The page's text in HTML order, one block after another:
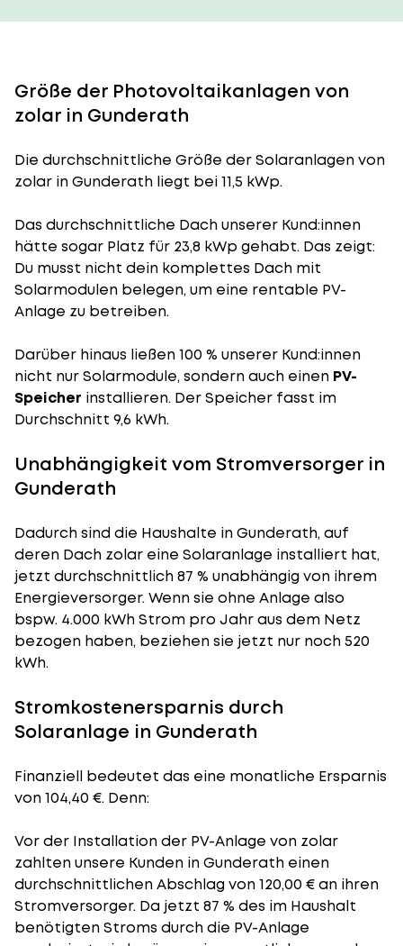
Größe der Photovoltaikanlagen von
zolar in Gunderath
Die durchschnittliche Größe der Solaranlagenvon
zolar in Gunderath liegt bei 11,5 kWp.
Das durchschnittliche Dach unserer Kund:innen
hätte sogar Platz für 23,8 kWp gehabt. Das zeigt:
Du musst nicht dein komplettes Dach mit
Solarmodulen belegen, um eine rentable PV-
Anlage zu betreiben.
Darüber hinaus ließen 100 % unserer Kund:innen
nicht nur Solarmodule, sondern auch einen PV-
Speicher installieren. Der Speicher fasst im
Durchschnitt 9,6 kWh.
Unabhängigkeit vom Stromversorger in
Gunderath
Dadurch sind die Haushalte in Gunderath, auf
deren Dach zolar eine Solaranlage installiert hat,
jetzt durchschnittlich 87 % unabhängig von ihrem
Energieversorger. Wenn sie ohne Anlage also
bspw. 4.000 kWh Strom pro Jahr aus dem Netz
bezogen haben, beziehen sie jetzt nur noch 520
kWh.
Stromkostenersparnis durch
Solaranlage in Gunderath
Finanziell bedeutet das eine monatliche Ersparnis
von 104,40 €. Denn:
Vor der Installation der PV-Anlage von zolar
zahlten unsere Kunden in Gunderath einen
durchschnittlichen Abschlag von 120,00 € an ihren
Stromversorger. Da jetzt 87 % des im Haushalt
benötigten Stroms durch die PV-Anlage